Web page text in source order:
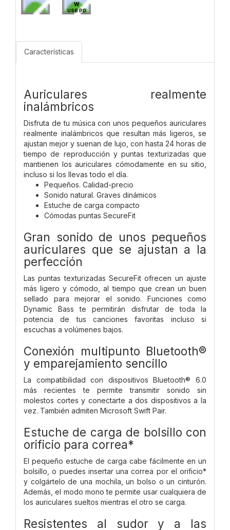
W
USB PD
Características
Auriculares realmente
inalámbricos
Disfruta de tu música con unos pequeños auriculares
realmente inalámbricos que resultan más ligeros, se
ajustan mejor y suenan de lujo, con hasta 24 horas de
tiempo de reproducción y puntas texturizadas que
mantienen los auriculares cómodamente en su sitio,
incluso si los llevas todo el día.
Pequeños. Calidad-precio
Sonido natural. Graves dinámicos
Estuche de carga compacto
Cómodas puntas SecureFit
Gran sonido de unos pequeños
auriculares que se ajustan a la
perfección
Las puntas texturizadas SecureFit ofrecen un ajuste
más ligero y cómodo, al tiempo que crean un buen
sellado para mejorar el sonido. Funciones como
Dynamic Bass te permitirán disfrutar de toda la
potencia de tus canciones favoritas incluso si
escuchas a volúmenes bajos.
Conexión multipunto Bluetooth®
y emparejamiento sencillo
La compatibilidad con dispositivos Bluetooth® 6.0
más recientes te permite transmitir sonido sin
molestos cortes y conectarte a dos dispositivos a la
vez. También admiten Microsoft Swift Pair.
Estuche de carga de bolsillo con
orificio para correa*
El pequeño estuche de carga cabe fácilmente en un
bolsillo, o puedes insertar una correa por el orificio*
y colgártelo de una mochila, un bolso o un cinturón.
Además, el modo mono te permite usar cualquiera de
los auriculares sueltos mientras el otro se carga.
Resistentes al sudor y a las